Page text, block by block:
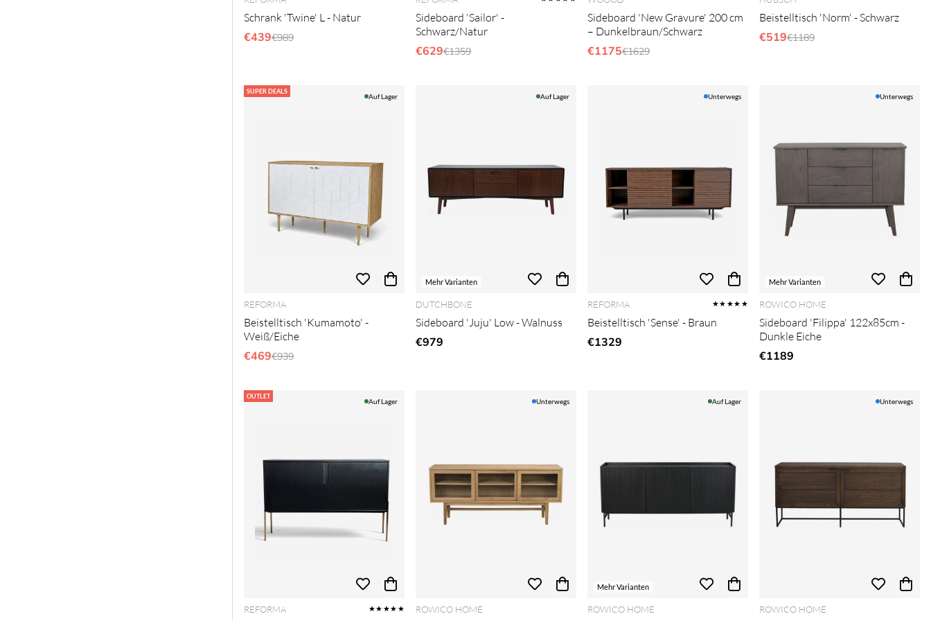
Schrank 'Twine' L - Natur
€439Regulärer Preis:
€989
Sideboard 'Sailor' -
Schwarz/Natur
€629Regulärer Preis:
€1359
Sideboard 'New Gravure' 200 cm
– Dunkelbraun/Schwarz
€1175Regulärer Preis:
€1629
Beistelltisch 'Norm' - Schwarz
€519Regulärer Preis:
€1189
SUPER DEALS
Auf Lager
REFORMA
Beistelltisch 'Kumamoto' -
Weiß/Eiche
€469Regulärer Preis:
€939
Mehr Varianten
Auf Lager
DUTCHBONE
Sideboard 'Juju' Low - Walnuss
€979
Unterwegs
REFORMA ★★★★★
Beistelltisch 'Sense' - Braun
€1329
Mehr Varianten
Unterwegs
ROWICO HOME
Sideboard 'Filippa' 122x85cm -
Dunkle Eiche
€1189
OUTLET
Auf Lager
REFORMA ★★★★★
Unterwegs
ROWICO HOME
Mehr Varianten
Auf Lager
ROWICO HOME
Unterwegs
ROWICO HOME